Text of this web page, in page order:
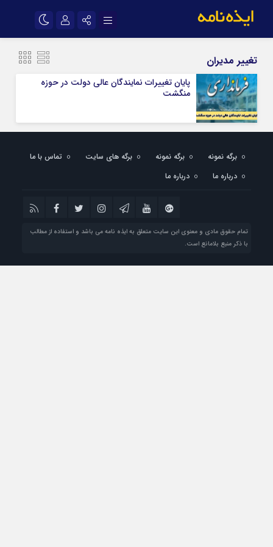
سروش
آپارات
رمز عبور
تغییر مدیران
پایان تغییرات نمایندگان عالی دولت در حوزه
منگشت
برگه نمونه برگه نمونه برگه های سایت
تماس با ما
درباره ما
درباره ما
تمام حقوق مادی و معنوی این سایت متعلق به ایذه نامه می باشد و استفاده از مطالب
با ذکر منبع بلامانع است.